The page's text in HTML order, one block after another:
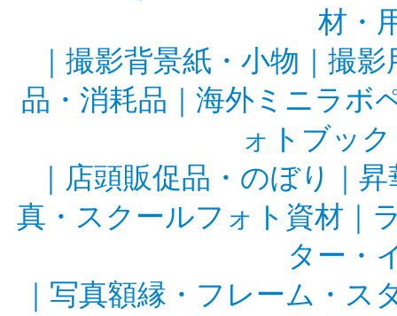
材・
撮影背景紙・小物
撮影
品・消耗品
海外ミニラボ
ォトブッ
店頭販促品・のぼり
昇
真・スクールフォト資材
ター・
写真額縁・フレーム・ス